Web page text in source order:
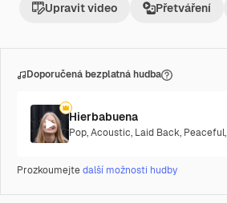
Upravit video Přetváření
Doporučená bezplatná hudba
Hierbabuena
Pop,Acoustic, Laid Back, Peaceful,
Prozkoumejtedalší možnosti hudby